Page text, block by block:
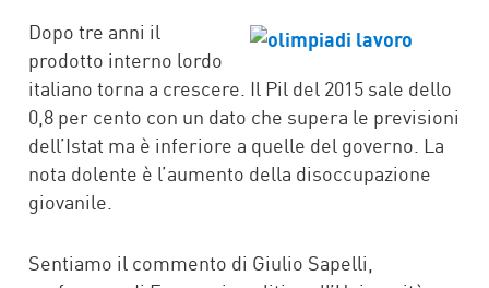
FACEBOOK
TWITTER
WHATSAPP
MAIL
Dopo tre anni il
prodotto interno lordo
italiano torna a crescere. Il Pil del 2015 sale dello
0,8 per cento con un dato che supera le previsioni
dell’Istat ma è inferiore a quelle del governo. La
nota dolente è l’aumento della disoccupazione
giovanile.
Sentiamo il commento di Giulio Sapelli,